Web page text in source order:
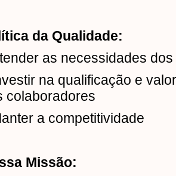
da Qualidade:
as necessidades
na qualificação e
colaboradores
a competitividade
Missão: